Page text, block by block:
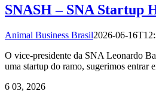
SNASH – SNA Startup
Animal Business Brasil2026-06-
O vice-presidente da SNA Leonardo
uma startup do ramo, sugerimos entrar
6 03, 2026